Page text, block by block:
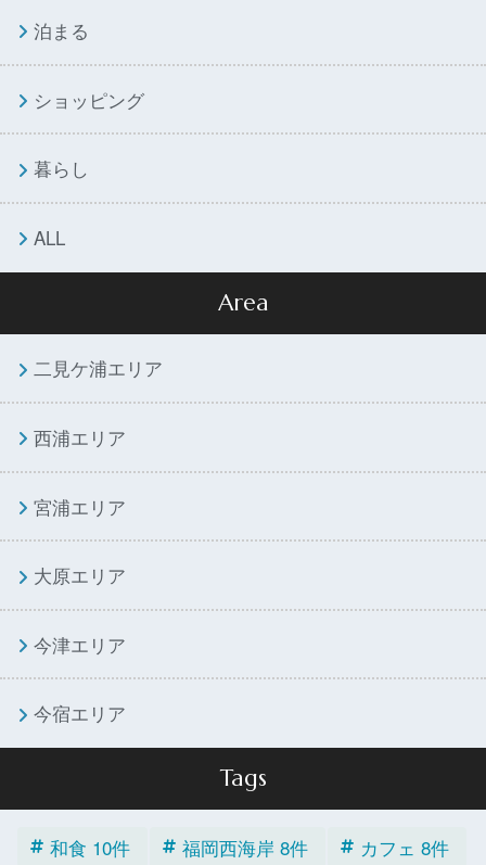
泊まる
ショッピング
暮らし
ALL
Area
二見ケ浦エリア
西浦エリア
宮浦エリア
大原エリア
今津エリア
今宿エリア
Tags
和食 10件 福岡西海岸 8件
カフェ 8件